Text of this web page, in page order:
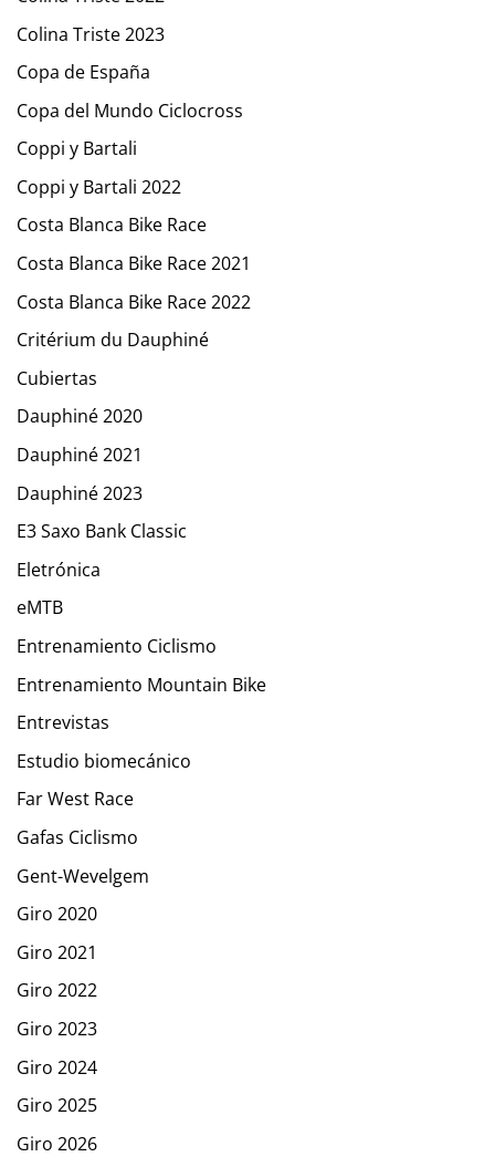
Colina Triste 2023
Copa de España
Copa del Mundo Ciclocross
Coppi y Bartali
Coppi y Bartali 2022
Costa Blanca Bike Race
Costa Blanca Bike Race 2021
Costa Blanca Bike Race 2022
Critérium du Dauphiné
Cubiertas
Dauphiné 2020
Dauphiné 2021
Dauphiné 2023
E3 Saxo Bank Classic
Eletrónica
eMTB
Entrenamiento Ciclismo
Entrenamiento Mountain Bike
Entrevistas
Estudio biomecánico
Far West Race
Gafas Ciclismo
Gent-Wevelgem
Giro 2020
Giro 2021
Giro 2022
Giro 2023
Giro 2024
Giro 2025
Giro 2026